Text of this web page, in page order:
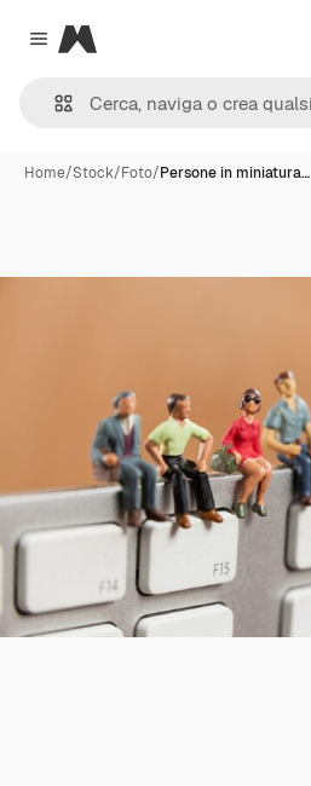
Close menu
Magnific
Home/Stock/Foto/Persone in miniatura…